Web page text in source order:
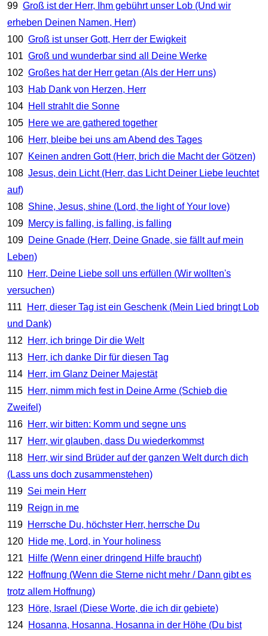
99 Groß ist der Herr, Ihm gebührt unser Lob (Und wir
erheben Deinen Namen, Herr)
100 Groß ist unser Gott, Herr der Ewigkeit
101 Groß und wunderbar sind all Deine Werke
102 Großes hat der Herr getan (Als der Herr uns)
103 Hab Dank von Herzen, Herr
104 Hell strahlt die Sonne
105 Here we are gathered together
106 Herr, bleibe bei uns am Abend des Tages
107 Keinen andren Gott (Herr, brich die Macht der Götzen)
108 Jesus, dein Licht (Herr, das Licht Deiner Liebe leuchtet
auf)
108 Shine, Jesus, shine (Lord, the light of Your love)
109 Mercy is falling, is falling, is falling
109 Deine Gnade (Herr, Deine Gnade, sie fällt auf mein
Leben)
110 Herr, Deine Liebe soll uns erfüllen (Wir wollten's
versuchen)
111
Herr, dieser Tag ist ein Geschenk (Mein Lied bringt Lob
und Dank)
112
Herr, ich bringe Dir die Welt
113 Herr, ich danke Dir für diesen Tag
114 Herr, im Glanz Deiner Majestät
115 Herr, nimm mich fest in Deine Arme (Schieb die
Zweifel)
116 Herr, wir bitten: Komm und segne uns
117 Herr, wir glauben, dass Du wiederkommst
118 Herr, wir sind Brüder auf der ganzen Welt durch dich
(Lass uns doch zusammenstehen)
119 Sei mein Herr
119 Reign in me
119 Herrsche Du, höchster Herr, herrsche Du
120 Hide me, Lord, in Your holiness
121
Hilfe (Wenn einer dringend Hilfe braucht)
122
Hoffnung (Wenn die Sterne nicht mehr / Dann gibt es
trotz allem Hoffnung)
123 Höre, Israel (Diese Worte, die ich dir gebiete)
124 Hosanna, Hosanna, Hosanna in der Höhe (Du bist